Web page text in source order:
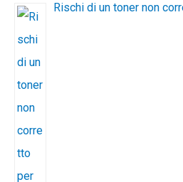
Rischi di un toner non